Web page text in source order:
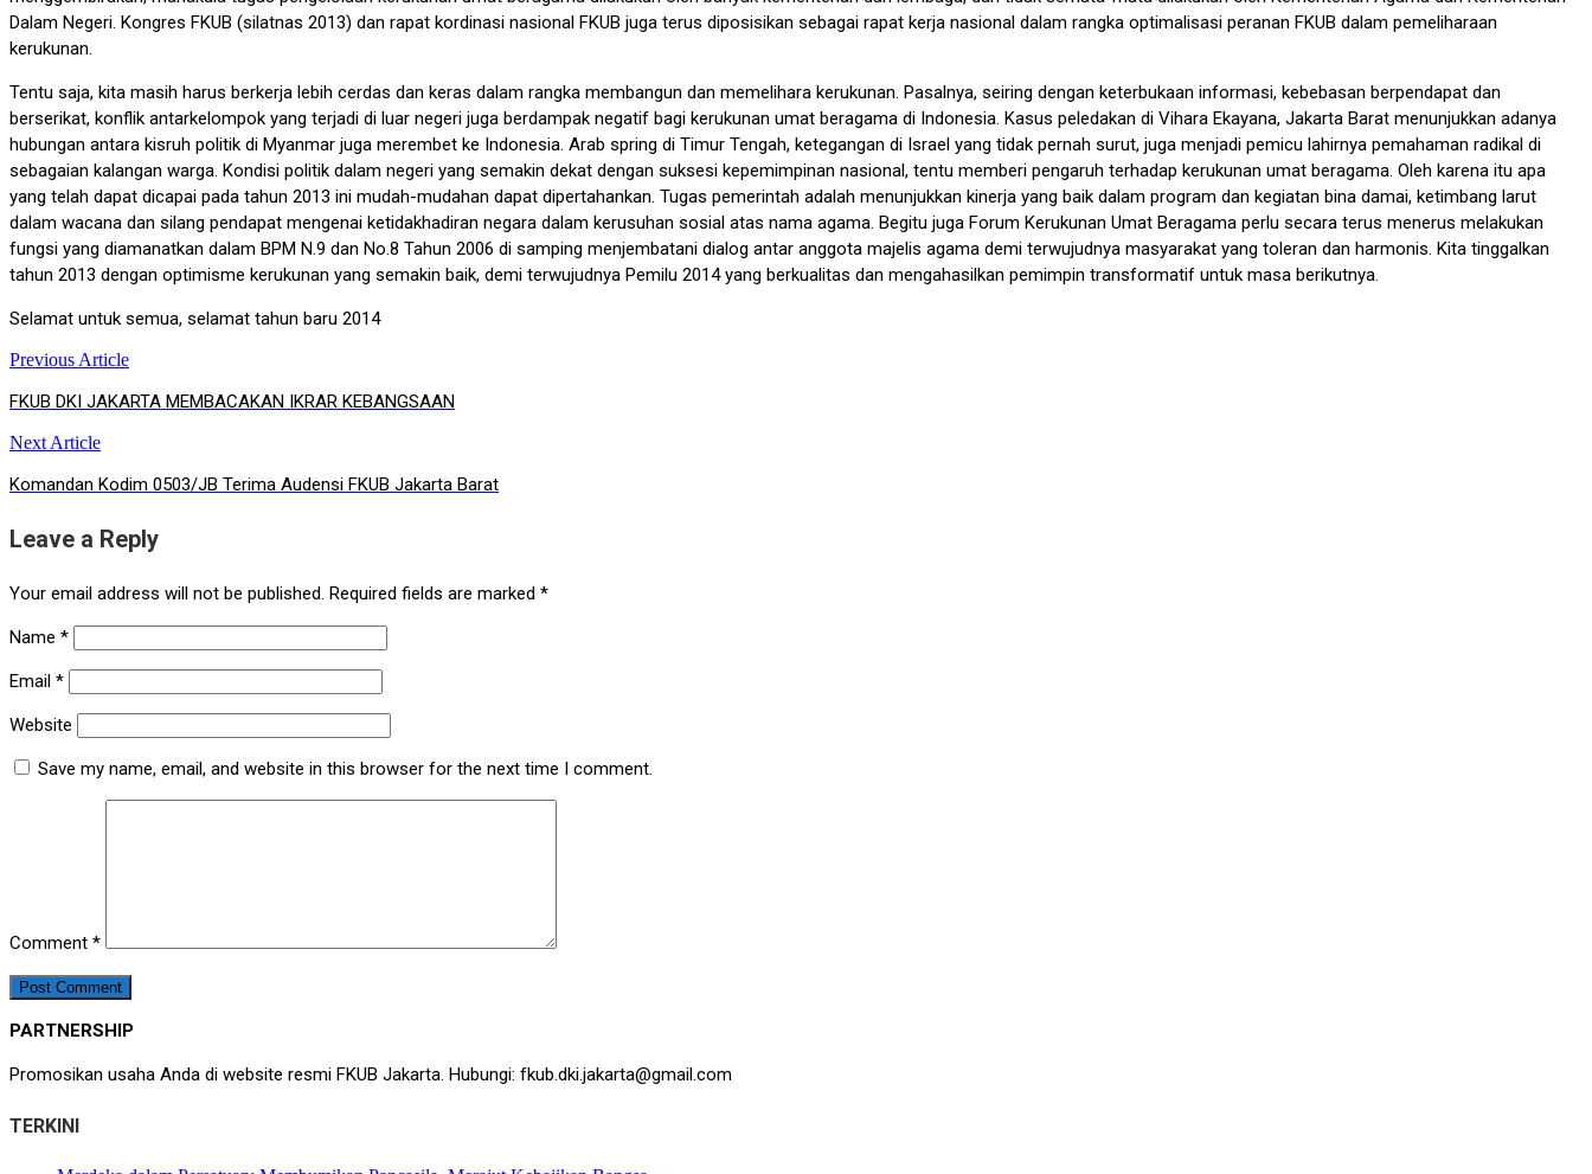
Dalam Negeri. Kongres FKUB (silatnas 2013) dan rapat kordinasi nasional FKUB juga terus diposisikan sebagai rapat kerja nasional dalam rangka optimalisasi peranan FKUB dalam pemeliharaan
kerukunan.
Tentu saja, kita masih harus berkerja lebih cerdas dan keras dalam rangka membangun dan memelihara kerukunan. Pasalnya, seiring dengan keterbukaan informasi, kebebasan berpendapat dan
berserikat, konflik antarkelompok yang terjadi di luar negeri juga berdampak negatif bagi kerukunan umat beragama di Indonesia. Kasus peledakan di Vihara Ekayana, Jakarta Barat menunjukkan adanya
hubungan antara kisruh politik di Myanmar juga merembet ke Indonesia. Arab spring di Timur Tengah, ketegangan di Israel yang tidak pernah surut, juga menjadi pemicu lahirnya pemahaman radikal di
sebagaian kalangan warga. Kondisi politik dalam negeri yang semakin dekat dengan suksesi kepemimpinan nasional, tentu memberi pengaruh terhadap kerukunan umat beragama. Oleh karena itu apa
yang telah dapat dicapai pada tahun 2013 ini mudah-mudahan dapat dipertahankan. Tugas pemerintah adalah menunjukkan kinerja yang baik dalam program dan kegiatan bina damai, ketimbang larut
dalam wacana dan silang pendapat mengenai ketidakhadiran negara dalam kerusuhan sosial atas nama agama. Begitu juga Forum Kerukunan Umat Beragama perlu secara terus menerus melakukan
fungsi yang diamanatkan dalam BPM N.9 dan No.8 Tahun 2006 di samping menjembatani dialog antar anggota majelis agama demi terwujudnya masyarakat yang toleran dan harmonis. Kita tinggalkan
tahun 2013 dengan optimisme kerukunan yang semakin baik, demi terwujudnya Pemilu 2014 yang berkualitas dan mengahasilkan pemimpin transformatif untuk masa berikutnya.
Selamat untuk semua, selamat tahun baru 2014
Post
navigation
Previous Article
FKUB DKI JAKARTA MEMBACAKAN IKRAR KEBANGSAAN
Next Article
Komandan Kodim 0503/JB Terima Audensi FKUB Jakarta Barat
Leave a Reply
Your email address will not be published. Required fields are marked *
Name *
Email *
Website
Save my name, email, and website in this browser for the next time I comment.
Comment *
PARTNERSHIP
Promosikan usaha Anda di website resmi FKUB Jakarta. Hubungi: fkub.dki.jakarta@gmail.com
TERKINI